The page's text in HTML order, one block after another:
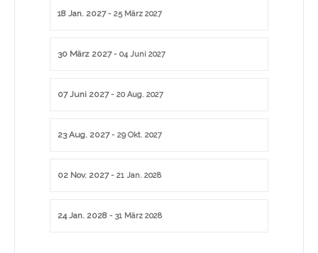
18 Jan. 2027- 25 März 2027
30 März 2027- 04 Juni 2027
07 Juni 2027- 20 Aug. 2027
23 Aug. 2027- 29 Okt. 2027
02 Nov. 2027- 21 Jan. 2028
24 Jan. 2028 - 31 März 2028